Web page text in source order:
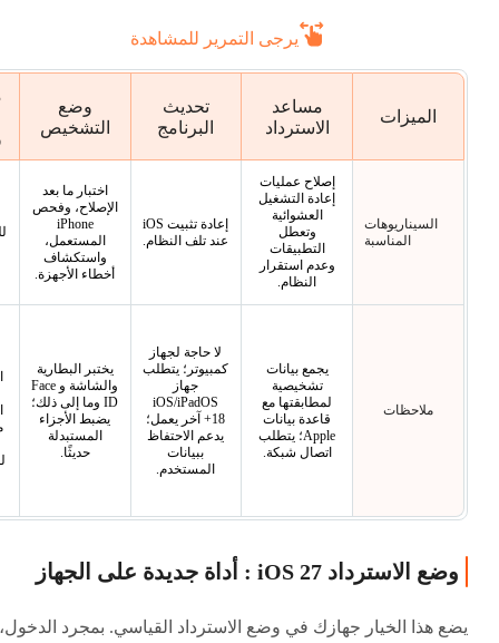
يرجى التمرير للمشاهدة
الميزات
مساعد
الاسترداد
تحديث
البرنامج
وضع
التشخيص
السيناريوهات
المناسبة
إصلاح عمليات
إعادة التشغيل
العشوائية
وتعطل
التطبيقات
وعدم استقرار
النظام.
إعادة تثبيت iOS
عند تلف النظام.
اختبار ما بعد
الإصلاح، وفحص
iPhone
المستعمل،
واستكشاف
أخطاء الأجهزة.
ملاحظات
يجمع بيانات
تشخيصية
لمطابقتها مع
قاعدة بيانات
Apple؛ يتطلب
اتصال شبكة.
لا حاجة لجهاز
كمبيوتر؛ يتطلب
جهاز
iOS/iPadOS
18+ آخر يعمل؛
يدعم الاحتفاظ
ببيانات
المستخدم.
يختبر البطارية
والشاشة و Face
ID وما إلى ذلك؛
يضبط الأجزاء
المستبدلة
حديثًا.
وضع الاسترداد iOS 27 : أداة جديدة على الجهاز
يضع هذا الخيار جهازك في وضع الاسترداد القياسي. بمجرد الدخول،